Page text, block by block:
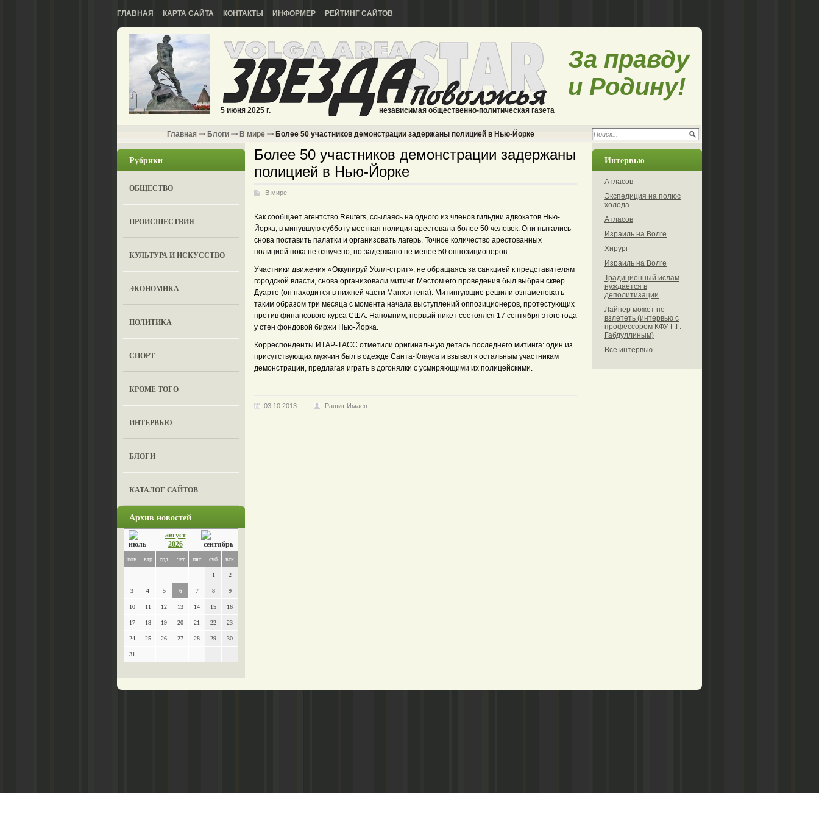
ГЛАВНАЯ КАРТА САЙТА КОНТАКТЫ ИНФОРМЕР РЕЙТИНГ САЙТОВ
5 июня 2025 г. независимая общественно-политическая газета
За правду
и Родину!
Главная Блоги В мире Более 50 участников демонстрации задержаны полицией в Нью-Йорке
Рубрики
ОБЩЕСТВО
ПРОИСШЕСТВИЯ
КУЛЬТУРА И ИСКУССТВО
ЭКОНОМИКА
ПОЛИТИКА
СПОРТ
КРОМЕ ТОГО
ИНТЕРВЬЮ
БЛОГИ
КАТАЛОГ САЙТОВ
Архив новостей
август
2026
пон втр срд чет пят суб вск
1 2
3 4 5 6 7 8 9
10 11 12 13 14 15 16
17 18 19 20 21 22 23
24 25 26 27 28 29 30
31
Более 50 участников демонстрации задержаны
полицией в Нью-Йорке
В мире
Как сообщает агентство Reuters, ссылаясь на одного из членов гильдии адвокатов Нью-
Йорка, в минувшую субботу местная полиция арестовала более 50 человек. Они пытались
снова поставить палатки и организовать лагерь. Точное количество арестованных
полицией пока не озвучено, но задержано не менее 50 оппозиционеров.
Участники движения «Оккупируй Уолл-стрит», не обращаясь за санкцией к представителям
городской власти, снова организовали митинг. Местом его проведения был выбран сквер
Дуарте (он находится в нижней части Манхэттена). Митингующие решили ознаменовать
таким образом три месяца с момента начала выступлений оппозиционеров, протестующих
против финансового курса США. Напомним, первый пикет состоялся 17 сентября этого года
у стен фондовой биржи Нью-Йорка.
Корреспонденты ИТАР-ТАСС отметили оригинальную деталь последнего митинга: один из
присутствующих мужчин был в одежде Санта-Клауса и взывал к остальным участникам
демонстрации, предлагая играть в догонялки с усмиряющими их полицейскими.
03.10.2013 Рашит Имаев
Интервью
Атласов
Экспедиция на полюс
холода
Атласов
Израиль на Волге
Хирург
Израиль на Волге
Традиционный ислам
нуждается в
деполитизации
Лайнер может не
взлететь (интервью с
профессором КФУ Г.Г.
Габдуллиным)
Все интервью